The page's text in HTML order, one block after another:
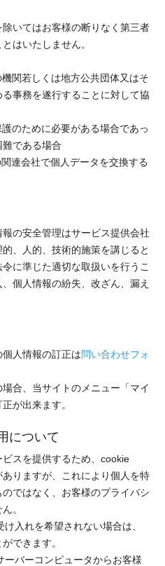
いてはお客様の断りなく第三者
はいたしません。
関若しくは地方公共団体又はそ
事務を遂行することに対して協
のために必要がある場合であっ
である場合
連会社で個人データを交換する
の安全管理はサービス提供会社
、人的、技術的施策を講じると
に準じた適切な取扱いを行うこ
個人情報の紛失、改ざん、漏え
人情報の訂正は 問い合わせフォ
合、当サイトのメニュー「マイ
が出来ます。
について
スを提供するため、cookie
ありますが、これにより個人を特
ではなく、お客様のプライバシ
。
入れを希望されない場合は、
できます。
バーコンピュータからお客様